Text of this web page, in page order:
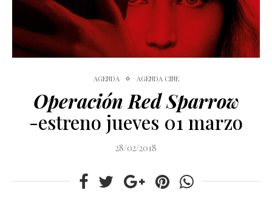
AGENDA AGENDA CINE
Operación Red Sparrow
-estreno jueves 01 marzo
28/02/2018